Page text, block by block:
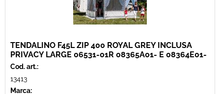
TENDALINO F45L ZIP 400 ROYAL GREY INCLUSA
PRIVACY LARGE 06531-01R 08365A01- E 08364E01-
Cod. art.:
13413
Marca: